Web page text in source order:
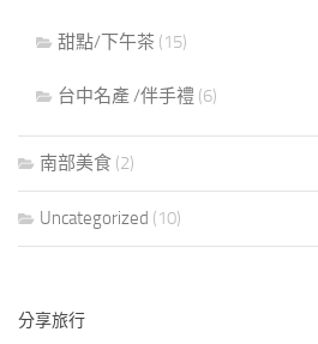
甜點/下午茶 (15)
台中名產 /伴手禮 (6)
南部美食 (2)
Uncategorized (10)
分享旅行